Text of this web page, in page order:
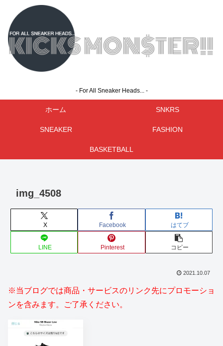
- For All Sneaker Heads... -
ホーム SNKRS
SNEAKER FASHION
BASKETBALL
img_4508
X Facebook はてブ
LINE Pinterest コピー
2021.10.07
※当ブログでは商品・サービスのリンク先にプロモーショ
ンを含みます。ご了承ください。